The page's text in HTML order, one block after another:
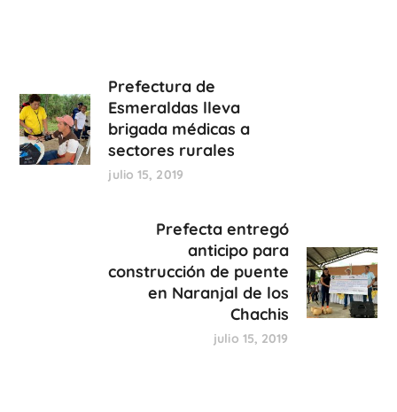
Prefectura de
Esmeraldas lleva
brigada médicas a
sectores rurales
julio 15, 2019
Prefecta entregó
anticipo para
construcción de puente
en Naranjal de los
Chachis
julio 15, 2019